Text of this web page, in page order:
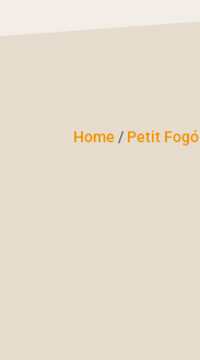
Home / Petit Fogó